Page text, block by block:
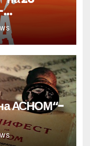
за
рудари
на АСНОМ“-